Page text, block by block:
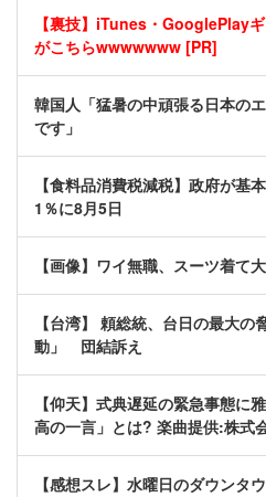
【裏技】iTunes・GooglePlay
がこちらwwwwwww [PR]
韓国人「猛暑の中頑張る日本の
です」
【食料品消費税減税】政府が基
1％に8月5日
【画像】ワイ無職、スーツ着て
【台湾】 頼総統、台日の最大
動」 団結訴え
【仰天】式典遅延の緊急事態に
高の一言」とは? 楽曲提供:株式
【感想スレ】水曜日のダウンタ